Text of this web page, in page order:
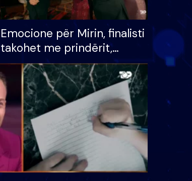
Emocione për Mirin, finalisti
takohet me prindërit,
vajzën dhe bashkëshorten:
S’kemi ndonjë letër divorci
apo jo?